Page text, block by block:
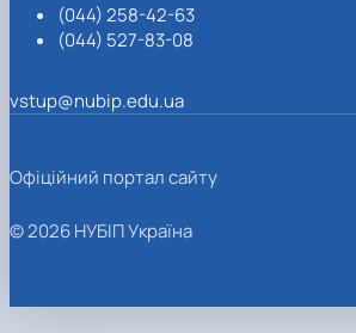
(044) 258-42-63
(044) 527-83-08
vstup@nubip.edu.ua
Офіційний портал сайту
© 2026 НУБІП Україна